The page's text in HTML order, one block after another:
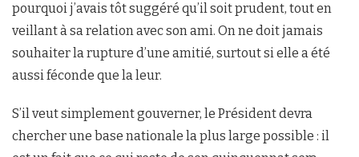
pourquoi j’avais tôt suggéré qu’il soit prudent, tout en
veillant à sa relation avec son ami. On ne doit jamais
souhaiter la rupture d’une amitié, surtout si elle a été
aussi féconde que la leur.
S’il veut simplement gouverner, le Président devra
chercher une base nationale la plus large possible : il